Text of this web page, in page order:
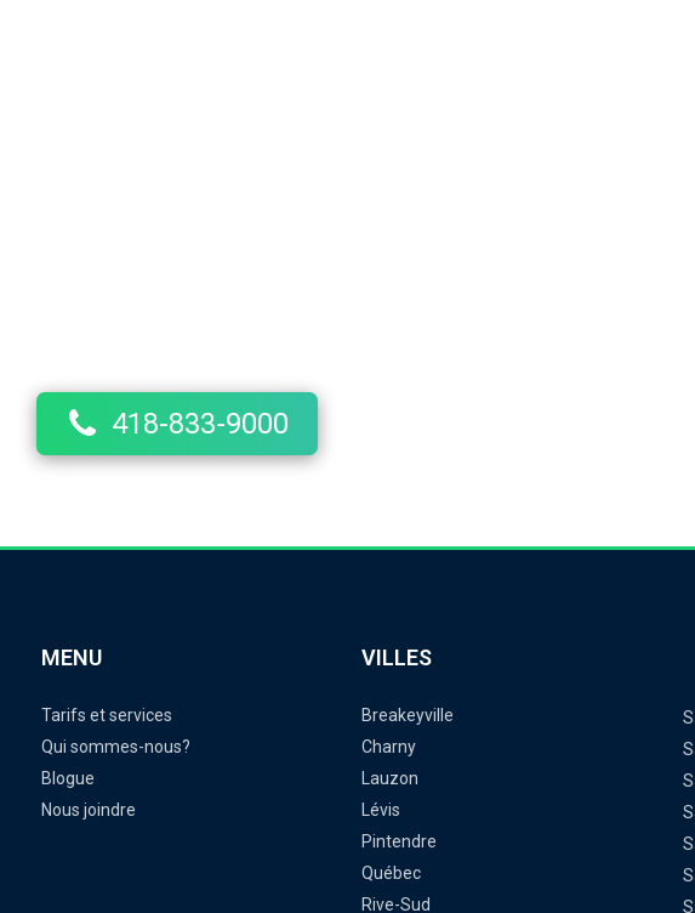
418-833-9000
MENU
Tarifs et services
Qui sommes-nous?
Blogue
Nous joindre
VILLES
Breakeyville
Charny
Lauzon
Lévis
Pintendre
Québec
Rive-Sud